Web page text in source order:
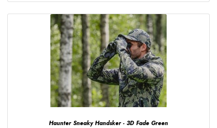
Haunter Sneaky Handsker - 3D Fade Green